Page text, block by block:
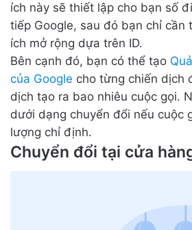
ích này sẽ thiết lập cho bạn số
tiếp Google, sau đó bạn chỉ cần
ích mở rộng dựa trên ID.
Bên cạnh đó, bạn có thể tạo
của Google cho từng chiến dịch
dịch tạo ra bao nhiêu cuộc gọi.
dưới dạng chuyển đổi nếu cuộc
lượng chỉ định.
Chuyển đổi tại cửa